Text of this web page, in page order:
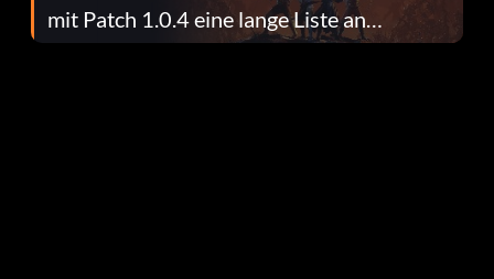
mit Patch 1.0.4 eine lange Liste an
Fehlerbehebungen